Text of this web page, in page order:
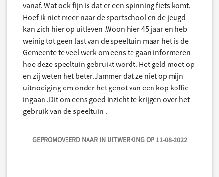
vanaf. Wat ook fijn is dat er een spinning fiets komt.
Hoef ik niet meer naar de sportschool en de jeugd
kan zich hier op uitleven .Woon hier 45 jaar en heb
weinig tot geen last van de speeltuin maar het is de
Gemeente te veel werk om eens te gaan informeren
hoe deze speeltuin gebruikt wordt. Het geld moet op
en zij weten het beter.Jammer dat ze niet op mijn
uitnodiging om onder het genot van een kop koffie
ingaan .Dit om eens goed inzicht te krijgen over het
gebruik van de speeltuin .
GEPROMOVEERD NAAR IN UITWERKING OP 11-08-2022